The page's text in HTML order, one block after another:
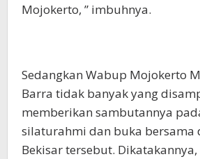
Mojokerto, ” imbuhnya.
Sedangkan Wabup Mojokerto
Barra tidak banyak yang
memberikan sambutannya
silaturahmi dan buka bersama
Bekisar tersebut.